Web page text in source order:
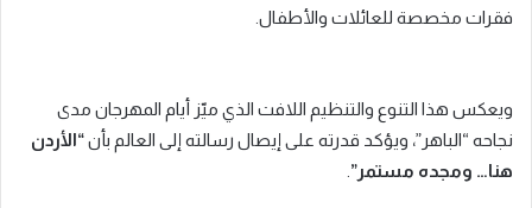
فقرات مخصصة للعائلات والأطفال.
ويعكس هذا التنوع والتنظيم اللافت الذي ميّز أيام المهرجان مدى
نجاحه “الباهر”، ويؤكد قدرته على إيصال رسالته إلى العالم بأن“الأردن
هنا… ومجده مستمر”